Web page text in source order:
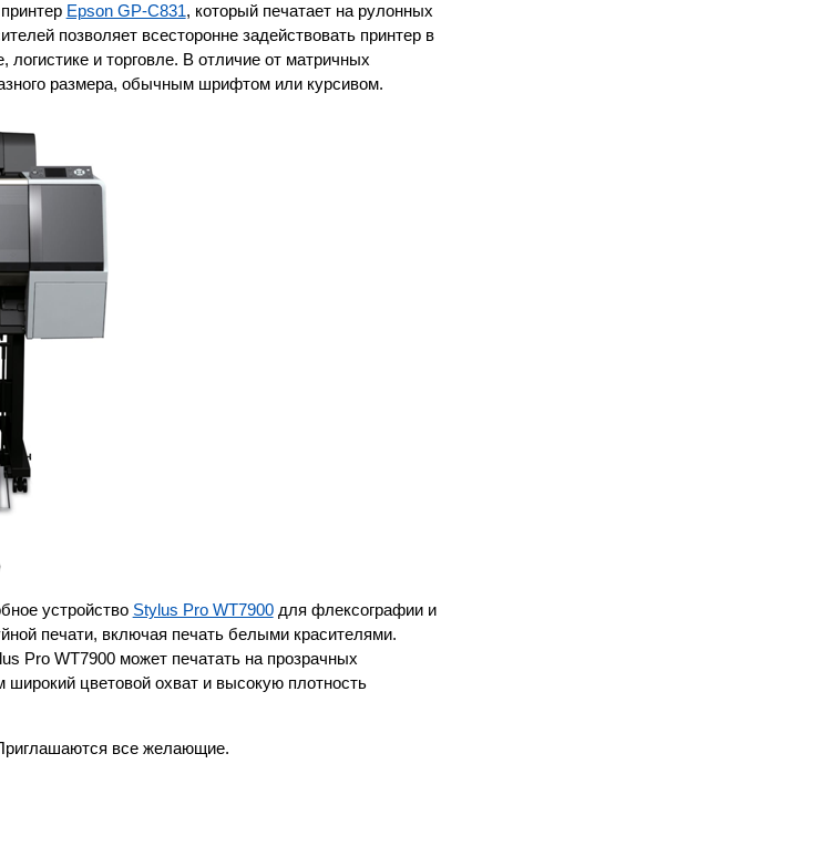
Epson GP-C831, который печатает на рулонных
позволяет всесторонне задействовать принтер в
и торговле. В отличие от матричных
размера, обычным шрифтом или курсивом.
устройство Stylus Pro WT7900для флексографии и
печати, включая печать белыми красителями.
Pro WT7900 может печатать на прозрачных
широкий цветовой охват и высокую плотность
все желающие.